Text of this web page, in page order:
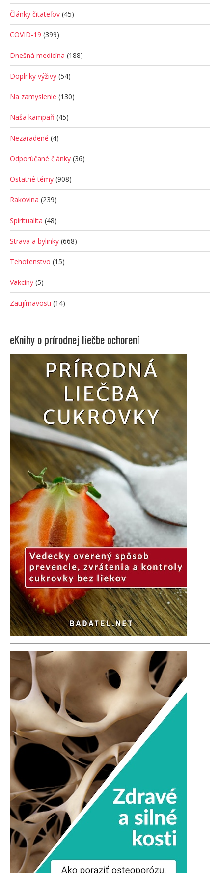
Články čitateľov (45)
COVID-19 (399)
Dnešná medicína (188)
Doplnky výživy (54)
Na zamyslenie (130)
Naša kampaň (45)
Nezaradené (4)
Odporúčané články (36)
Ostatné témy (908)
Rakovina (239)
Spiritualita (48)
Strava a bylinky (668)
Tehotenstvo (15)
Vakcíny (5)
Zaujímavosti (14)
eKnihy o prírodnej liečbe ochorení